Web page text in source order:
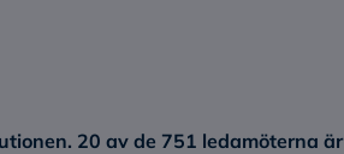
20 av de 751 ledamöterna är